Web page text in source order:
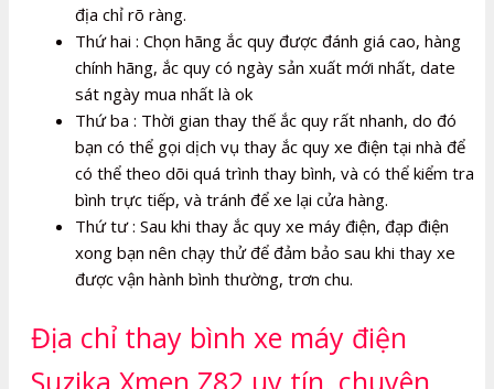
địa chỉ rõ ràng.
Thứ hai : Chọn hãng ắc quy được đánh giá cao, hàng
chính hãng, ắc quy có ngày sản xuất mới nhất, date
sát ngày mua nhất là ok
Thứ ba : Thời gian thay thế ắc quy rất nhanh, do đó
bạn có thể gọi dịch vụ thay ắc quy xe điện tại nhà để
có thể theo dõi quá trình thay bình, và có thể kiểm tra
bình trực tiếp, và tránh để xe lại cửa hàng.
Thứ tư : Sau khi thay ắc quy xe máy điện, đạp điện
xong bạn nên chạy thử để đảm bảo sau khi thay xe
được vận hành bình thường, trơn chu.
Địa chỉ thay bình xe máy điện
Suzika Xmen Z82 uy tín, chuyên